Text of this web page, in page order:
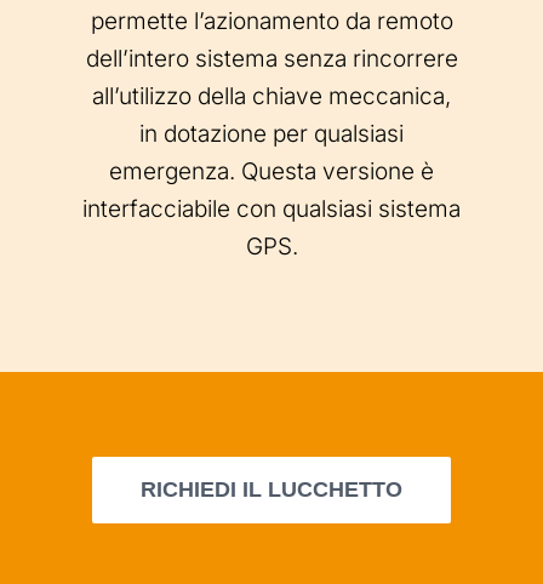
permette l’azionamento da remoto
dell’intero sistema senza rincorrere
all’utilizzo della chiave meccanica,
in dotazione per qualsiasi
emergenza. Questa versione è
interfacciabile con qualsiasi sistema
GPS.
RICHIEDI IL LUCCHETTO